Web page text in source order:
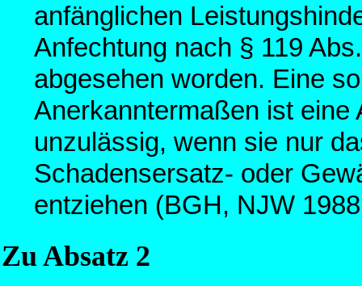
anfänglichen
Anfechtung nach § 119
abgesehen worden. Eine
Anerkanntermaßen ist eine
unzulässig, wenn sie nur
Schadensersatz- oder
entziehen (BGH, NJW
Zu Absatz 2